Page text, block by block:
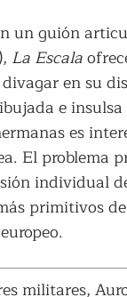
un guión
La Escala
en su
e
es
El problema
individual
primitivos
militares,